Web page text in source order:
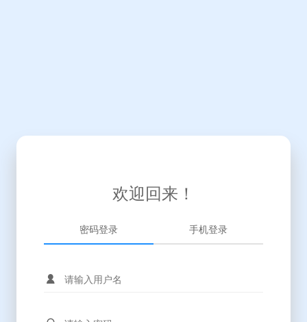
欢迎回来！
密码登录 手机登录